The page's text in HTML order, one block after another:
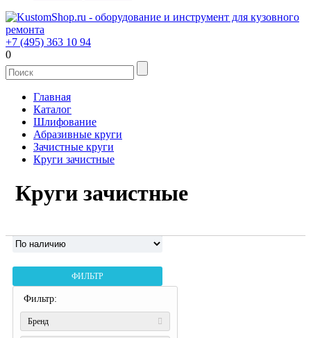
+7 (495) 363 10 94
0
Главная
Каталог
Шлифование
Абразивные круги
Зачистные круги
Круги зачистные
Круги зачистные
ФИЛЬТР
Фильтр:
Бренд